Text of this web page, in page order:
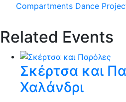
Compartments Dance
Related Events
Σκέρτσα και
Χαλάνδρι